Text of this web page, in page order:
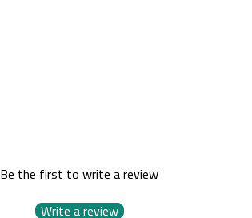
Be the first to write a review
Write a review